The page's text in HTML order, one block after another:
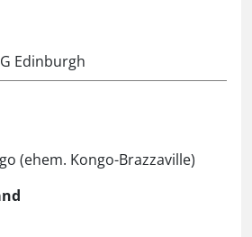
Edinburgh
(ehem. Kongo-Brazzaville)